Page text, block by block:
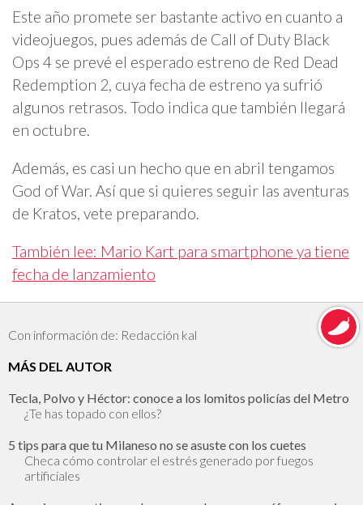
Este año promete ser bastante activo en cuanto a
videojuegos, pues además de Call of Duty Black
Ops 4 se prevé el esperado estreno de Red Dead
Redemption 2, cuya fecha de estreno ya sufrió
algunos retrasos. Todo indica que también llegará
en octubre.
Además, es casi un hecho que en abril tengamos
God of War. Así que si quieres seguir las aventuras
de Kratos, vete preparando.
También lee: Mario Kart para smartphone ya tiene
fecha de lanzamiento
Con información de: Redacción kal
MÁS DEL AUTOR
Tecla, Polvo y Héctor: conoce a los lomitos policías del Metro
¿Te has topado con ellos?
5 tips para que tu Milaneso no se asuste con los cuetes
Checa cómo controlar el estrés generado por fuegos
artificiales